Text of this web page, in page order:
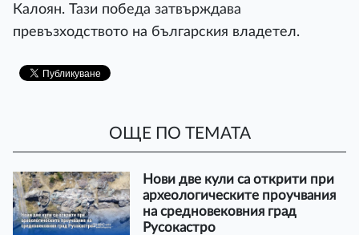
Калоян. Тази победа затвърждава
превъзходството на българския владетел.
ОЩЕ ПО ТЕМАТА
Нови две кули са открити при
археологическите проучвания
на средновековния град
Русокастро